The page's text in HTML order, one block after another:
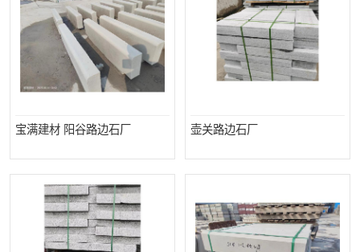
宝满建材 ‌阳谷路边石厂 壶关路边石厂